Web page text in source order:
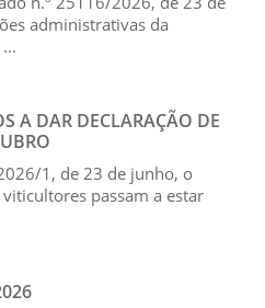
administrativas da
A DAR DECLARAÇÃO DE
1, de 23 de junho, o
passam a estar